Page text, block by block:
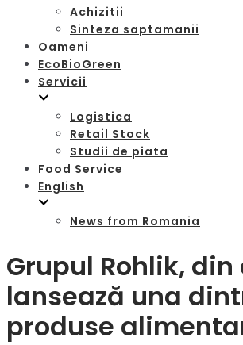
Achizitii
Sinteza saptamanii
Oameni
EcoBioGreen
Servicii
Logistica
Retail Stock
Studii de piata
Food Service
English
News from Romania
Grupul Rohlik,
lansează una
produse